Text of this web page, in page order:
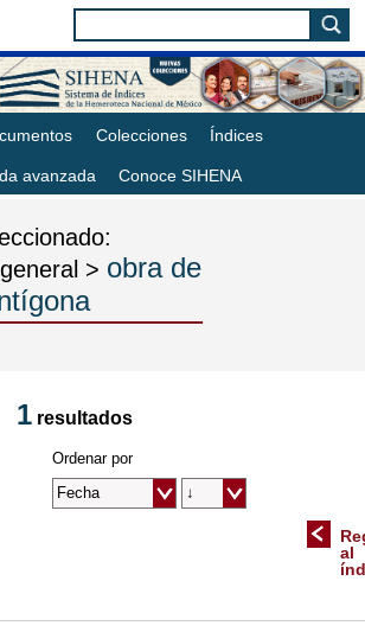
Colecciones Índices
avanzada Conoce SIHENA
> obra de
1resultados
Ordenar por
al